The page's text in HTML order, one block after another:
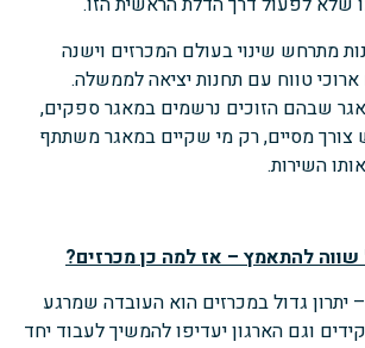
מתרחש שינוי בעולם המכרזים וישנה
ארוכי טווח עם תחנות יציאה לממשלה.
שבהם הזוכים נרשמים במאגר ספקים,
מסיים, רק מי שקיים במאגר משתתף
השירות.
להתאמץ – אז למה כן מכרזים?
– יתרון גדול במכרזים הוא העובדה שמרגע
וגם הארגון יעדיפו להמשיך לעבוד יחד